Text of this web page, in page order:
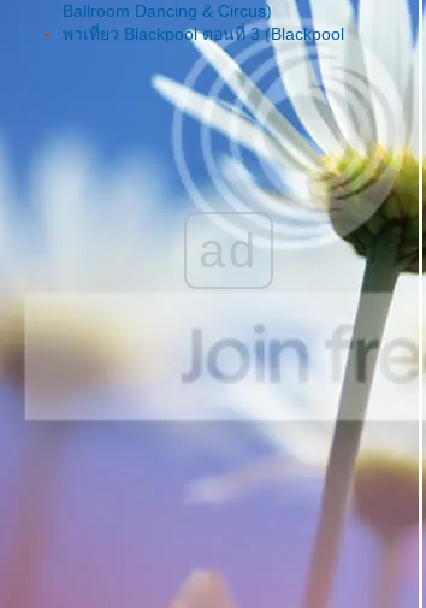
Ballroom Dancing & Circus)
พาเที่ยว Blackpool ตอนที่ 3 (Blackpool
Aquarium & Jurasic)
พาเที่ยว Blackpool ตอนที่ 2 (Blackpool Tower)
พาเที่ยว Blackpool ตอนที่ 1 (Beach)
เที่ยวเมือง Shakespeare ตอนที่ 6 (Mary
Arden's House & Palmer's Farm)
เที่ยวเมือง Shakespeare ตอนที่ 5 (Anne
Hathaway's Cottage)
เที่ยวเมือง Shakespeare ตอนที่ 4 (Hall's Croft)
เที่ยวเมือง Shakespeare ตอนที่ 3 (Nash's
House and New Place)
เที่ยวเมือง Shakespeare ตอนที่ 1 (เดินเล่นชม
ไปเที่ยว Bristol ----> Clifton Suspension
Bridge
ไปเที่ยว Somerset ---> Cheddar Gorge
เที่ยวสวนป่า ปั่นจักรยานน้ำที่ Fritton Lake
ชวนเที่ยว Somerleyton Hall (บ้านผีสิง)
ad